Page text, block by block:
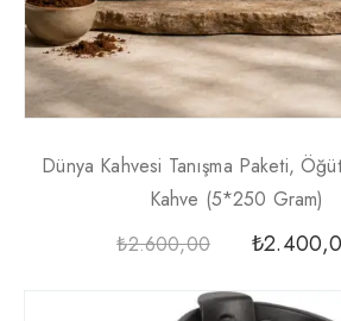
Dünya Kahvesi Tanışma Paketi,
Kahve (5*250 Gram)
₺2.600,00 ₺